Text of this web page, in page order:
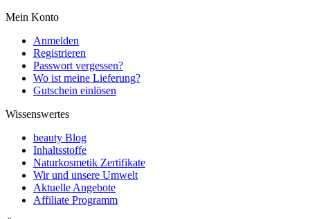
Mein Konto
Anmelden
Registrieren
Passwort vergessen?
Wo ist meine Lieferung?
Gutschein einlösen
Wissenswertes
beauty Blog
Inhaltsstoffe
Naturkosmetik Zertifikate
Wir und unsere Umwelt
Aktuelle Angebote
Affiliate Programm